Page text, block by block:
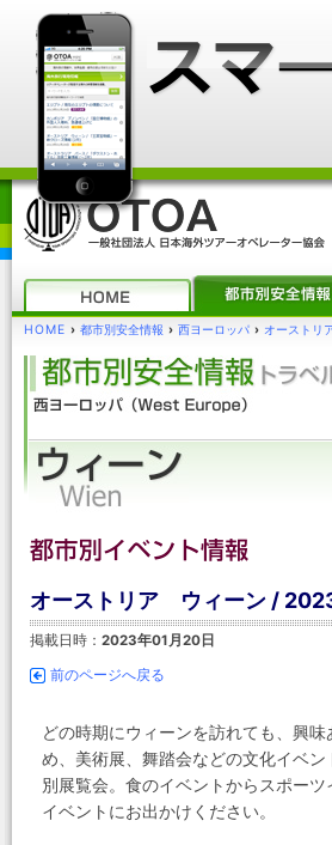
HOME › 都市別安全情報 › 西ヨーロッパ › オーストリ
オーストリア ウィーン /
掲載日時： 2023年01月20日
前のページへ戻る
どの時期にウィーンを訪れても、興
め、美術展、舞踏会などの文化イベ
別展覧会。食のイベントからスポー
イベントにお出かけください。